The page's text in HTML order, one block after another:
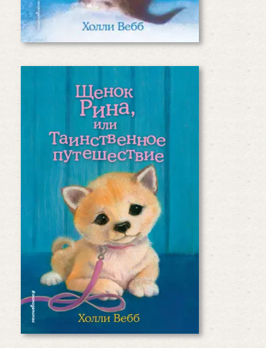
Читать дальше
Щенок Рина, или
Таинственное путешествие
Мама у девочки Эми — японка, и
щенок тоже японской породы,
сиба-ину. Крошка Рина —
настоящий верный друг для своей
маленькой хозяйки, они всё
делают…
Читать дальше